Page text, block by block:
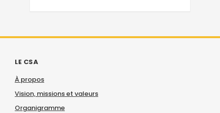
LE CSA
À propos
Vision, missions et valeurs
Organigramme